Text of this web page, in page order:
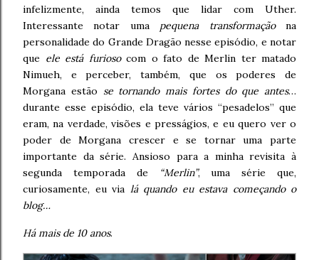
infelizmente, ainda temos que lidar com Uther.
Interessante notar uma pequena transformaçãona
personalidade do Grande Dragão nesse episódio, e notar
que ele está furiosocom o fato de Merlin ter matado
Nimueh, e perceber, também, que os poderes de
Morgana estão se tornando mais fortes do que antes…
durante esse episódio, ela teve vários “pesadelos” que
eram, na verdade, visões e presságios, e eu quero ver o
poder de Morgana crescer e se tornar uma parte
importante da série. Ansioso para a minha revisita à
segunda temporada de
“Merlin”, uma série que,
curiosamente, eu via lá quando eu estava começando o
blog…
Há mais de 10 anos.